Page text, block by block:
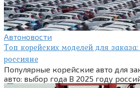
Автоновости
Топ корейских моделей для
россияне
Популярные корейские авто для
авто: выбор года В 2025 году